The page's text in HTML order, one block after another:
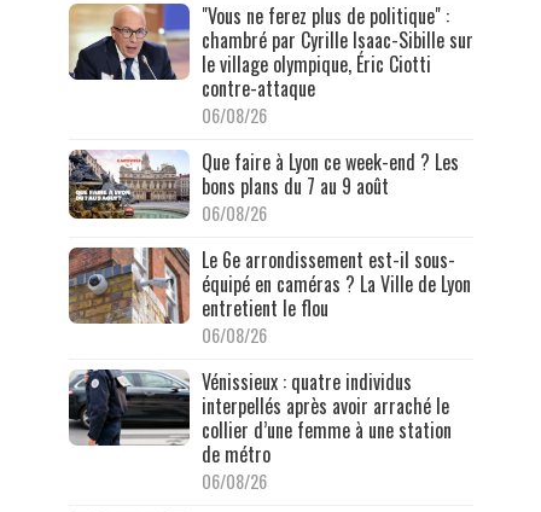
"Vous ne ferez plus de politique" :
chambré par Cyrille Isaac-Sibille sur
le village olympique, Éric Ciotti
contre-attaque
06/08/26
Que faire à Lyon ce week-end ? Les
bons plans du 7 au 9 août
06/08/26
Le 6e arrondissement est-il sous-
équipé en caméras ? La Ville de Lyon
entretient le flou
06/08/26
Vénissieux : quatre individus
interpellés après avoir arraché le
collier d’une femme à une station
de métro
06/08/26